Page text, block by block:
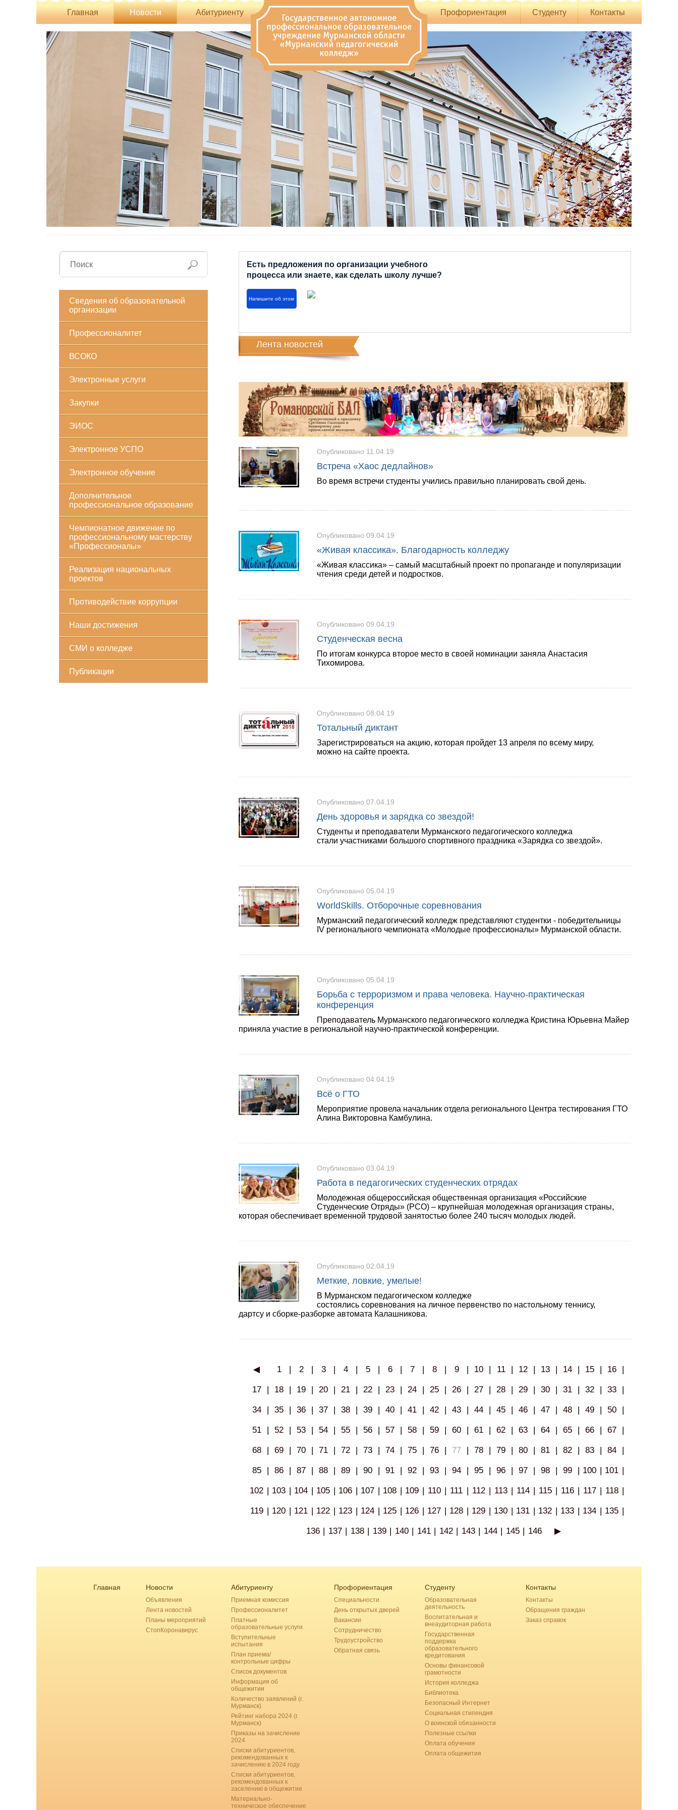
Главная Новости Абитуриенту Профориентация Студенту Контакты
Сведения об образовательной
организации
Профессионалитет
ВСОКО
Электронные услуги
Закупки
ЭИОС
Электронное УСПО
Электронное обучение
Дополнительное
профессиональное образование
Чемпионатное движение по
профессиональному мастерству
«Профессионалы»
Реализация национальных
проектов
Противодействие коррупции
Наши достижения
СМИ о колледже
Публикации
Есть предложения по организации учебного
процесса или знаете, как сделать школу лучше?
Напишите об этом
Лента новостей
Опубликовано 11.04.19
Встреча «Хаос дедлайнов»
Во время встречи студенты учились правильно планировать свой день.
Опубликовано 09.04.19
«Живая классика». Благодарность колледжу
«Живая классика» – самый масштабный проект по пропаганде и популяризации
чтения среди детей и подростков.
Опубликовано 09.04.19
Студенческая весна
По итогам конкурса второе место в своей номинации заняла Анастасия
Тихомирова.
Опубликовано 08.04.19
Тотальный диктант
Зарегистрироваться на акцию, которая пройдет 13 апреля по всему миру,
можно на сайте проекта.
Опубликовано 07.04.19
День здоровья и зарядка со звездой!
Студенты и преподаватели Мурманского педагогического колледжа
стали участниками большого спортивного праздника «Зарядка со звездой».
Опубликовано 05.04.19
WorldSkills. Отборочные соревнования
Мурманский педагогический колледж представляют студентки - победительницы
IV регионального чемпионата «Молодые профессионалы» Мурманской области.
Опубликовано 05.04.19
Борьба с терроризмом и права человека. Научно-практическая
конференция
Преподаватель Мурманского педагогического колледжа Кристина Юрьевна Майер
приняла участие в региональной научно-практической конференции.
Опубликовано 04.04.19
Всё о ГТО
Мероприятие провела начальник отдела регионального Центра тестирования ГТО
Алина Викторовна Камбулина.
Опубликовано 03.04.19
Работа в педагогических студенческих отрядах
Молодежная общероссийская общественная организация «Российские
Студенческие Отряды» (РСО) – крупнейшая молодежная организация страны,
которая обеспечивает временной трудовой занятостью более 240 тысяч молодых людей.
Опубликовано 02.04.19
Меткие, ловкие, умелые!
В Мурманском педагогическом колледже
состоялись соревнования на личное первенство по настольному теннису,
дартсу и сборке-разборке автомата Калашникова.
◀ 1 | 2 | 3 | 4 | 5 | 6 | 7 | 8 | 9 | 10 | 11 | 12 | 13 | 14 | 15 | 16 |
17 | 18 | 19 | 20 | 21 | 22 | 23 | 24 | 25 | 26 | 27 | 28 | 29 | 30 | 31 | 32 | 33 |
34 | 35 | 36 | 37 | 38 | 39 | 40 | 41 | 42 | 43 | 44 | 45 | 46 | 47 | 48 | 49 | 50 |
51 | 52 | 53 | 54 | 55 | 56 | 57 | 58 | 59 | 60 | 61 | 62 | 63 | 64 | 65 | 66 | 67 |
68 | 69 | 70 | 71 | 72 | 73 | 74 | 75 | 76 | 77 | 78 | 79 | 80 | 81 | 82 | 83 | 84 |
85 | 86 | 87 | 88 | 89 | 90 | 91 | 92 | 93 | 94 | 95 | 96 | 97 | 98 | 99 | 100 | 101 |
102 | 103 | 104 | 105 | 106 | 107 | 108 | 109 | 110 | 111 | 112 | 113 | 114 | 115 | 116 | 117 | 118 |
119 | 120 | 121 | 122 | 123 | 124 | 125 | 126 | 127 | 128 | 129 | 130 | 131 | 132 | 133 | 134 | 135 |
136 | 137 | 138 | 139 | 140 | 141 | 142 | 143 | 144 | 145 | 146 ▶
Главная Новости
Объявления
Лента новостей
Планы мероприятий
СтопКоронавирус
Абитуриенту
Приемная комиссия
Профессионалитет
Платные
образовательные услуги
Вступительные
испытания
План приема/
контрольные цифры
Список документов
Информация об
общежитии
Количество заявлений (г.
Мурманск)
Рейтинг набора 2024 (г.
Мурманск)
Приказы на зачисление
2024
Списки абитуриентов,
рекомендованных к
зачислению в 2024 году
Списки абитуриентов,
рекомендованных к
заселению в общежитие
Материально-
техническое обеспечение
Профориентация
Специальности
День открытых дверей
Вакансии
Сотрудничество
Трудоустройство
Обратная связь
Студенту
Образовательная
деятельность
Воспитательная и
внеаудиторная работа
Государственная
поддержка
образовательного
кредитования
Основы финансовой
грамотности
История колледжа
Библиотека
Безопасный Интернет
Социальная стипендия
О воинской обязанности
Полезные ссылки
Оплата обучения
Оплата общежития
Контакты
Контакты
Обращения граждан
Заказ справок